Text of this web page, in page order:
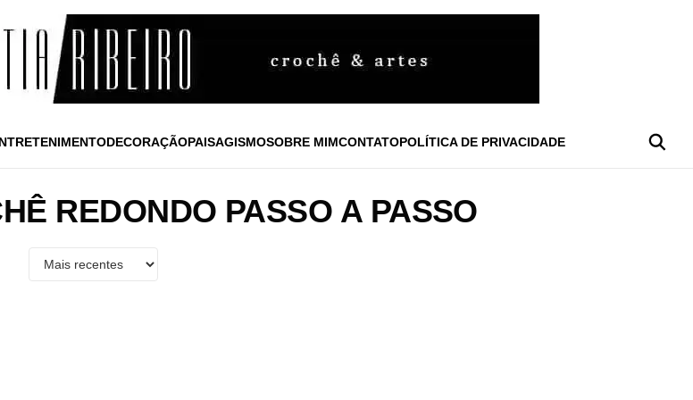
DECORAÇÃOPAISAGISMOSOBRE MIMCONTATOPOLÍTICA DE PRIVACIDADE
REDONDO PASSO A PASSO